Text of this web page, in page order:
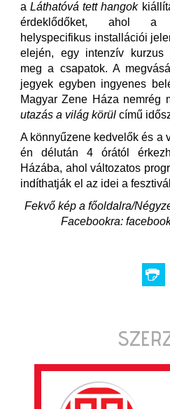
aLáthatóvá tett hangok
érdeklődőket, ahol a
helyspecifikus installációi
elején, egy intenzív kurzus
meg a csapatok. A
jegyek egyben ingyenes
Magyar Zene Háza nemrég
utazás a világ körül című
A könnyűzene kedvelők és a
én délután 4 órától
Házába, ahol változatos
indíthatják el az idei a
Fekvő kép a főoldalra/
Facebookra: